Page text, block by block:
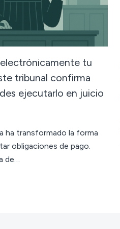
tu
tribunal confirma
ejecutarlo en juicio
ha transformado la forma
obligaciones de pago.
de…